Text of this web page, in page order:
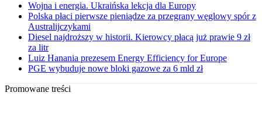
Wojna i energia. Ukraińska lekcja dla Europy
Polska płaci pierwsze pieniądze za przegrany węglowy spór z
Australijczykami
Diesel najdroższy w historii. Kierowcy płacą już prawie 9 zł
za litr
Luiz Hanania prezesem Energy Efficiency for Europe
PGE wybuduje nowe bloki gazowe za 6 mld zł
Promowane treści